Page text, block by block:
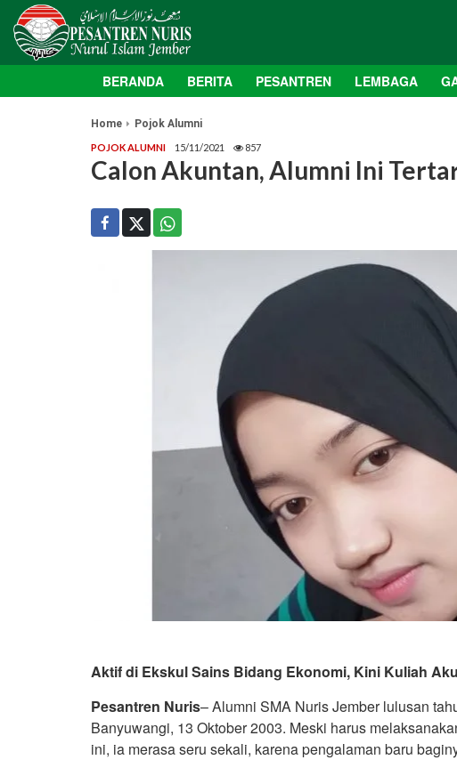
BERANDA BERITA PESANTREN LEMBAGA
Home Pojok Alumni
POJOK ALUMNI 15/11/2021 857
Calon Akuntan, Alumni Ini
Aktif di Ekskul Sains Bidang Ekonomi, Kini Kuliah
Pesantren Nuris– Alumni SMA Nuris Jember lulusan
Banyuwangi, 13 Oktober 2003. Meski harus
ini, ia merasa seru sekali, karena pengalaman baru